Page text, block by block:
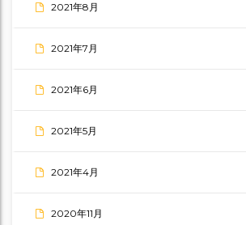
2021年8月
2021年7月
2021年6月
2021年5月
2021年4月
2020年11月